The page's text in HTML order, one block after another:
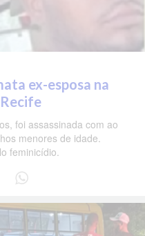
ex-esposa na
foi assassinada com ao
menores de idade.
feminicídio.